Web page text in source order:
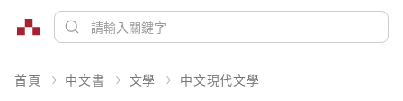
首頁 中文書 文學 中文現代文學